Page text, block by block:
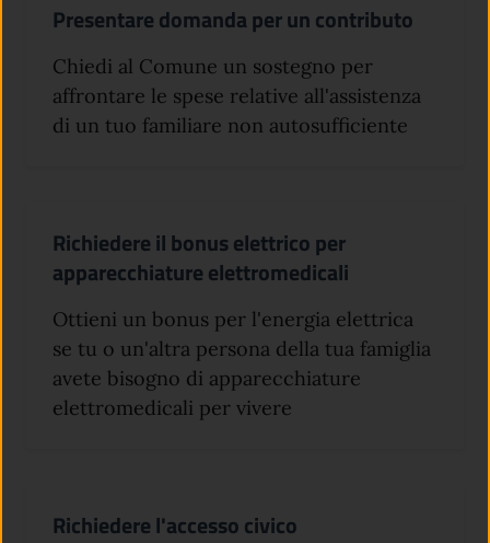
Presentare domanda per un contributo
Chiedi al Comune un sostegno per
affrontare le spese relative all'assistenza
di un tuo familiare non autosufficiente
Richiedere il bonus elettrico per
apparecchiature elettromedicali
Ottieni un bonus per l'energia elettrica
se tu o un'altra persona della tua famiglia
avete bisogno di apparecchiature
elettromedicali per vivere
Richiedere l'accesso civico